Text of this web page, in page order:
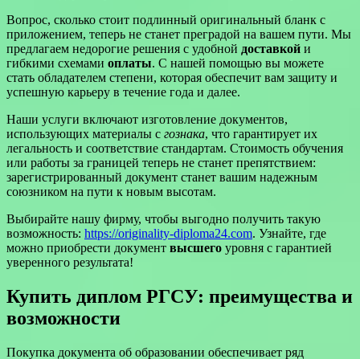
Вопрос, сколько стоит подлинный оригинальный бланк с
приложением, теперь не станет преградой на вашем пути. Мы
предлагаем недорогие решения с удобной доставкой и
гибкими схемами оплаты. С нашей помощью вы можете
стать обладателем степени, которая обеспечит вам защиту и
успешную карьеру в течение года и далее.
Наши услуги включают изготовление документов,
использующих материалы с гознака, что гарантирует их
легальность и соответствие стандартам. Стоимость обучения
или работы за границей теперь не станет препятствием:
зарегистрированный документ станет вашим надежным
союзником на пути к новым высотам.
Выбирайте нашу фирму, чтобы выгодно получить такую
возможность: https://originality-diploma24.com. Узнайте, где
можно приобрести документ высшего уровня с гарантией
уверенного результата!
Купить диплом РГСУ: преимущества и
возможности
Покупка документа об образовании обеспечивает ряд